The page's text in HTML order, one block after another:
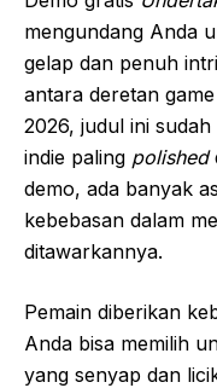
mengundang Anda
gelap dan penuh
antara deretan
2026, judul ini
indie paling polished
demo, ada banyak
kebebasan dalam
ditawarkannya.
Pemain diberikan
Anda bisa memilih
yang senyap dan